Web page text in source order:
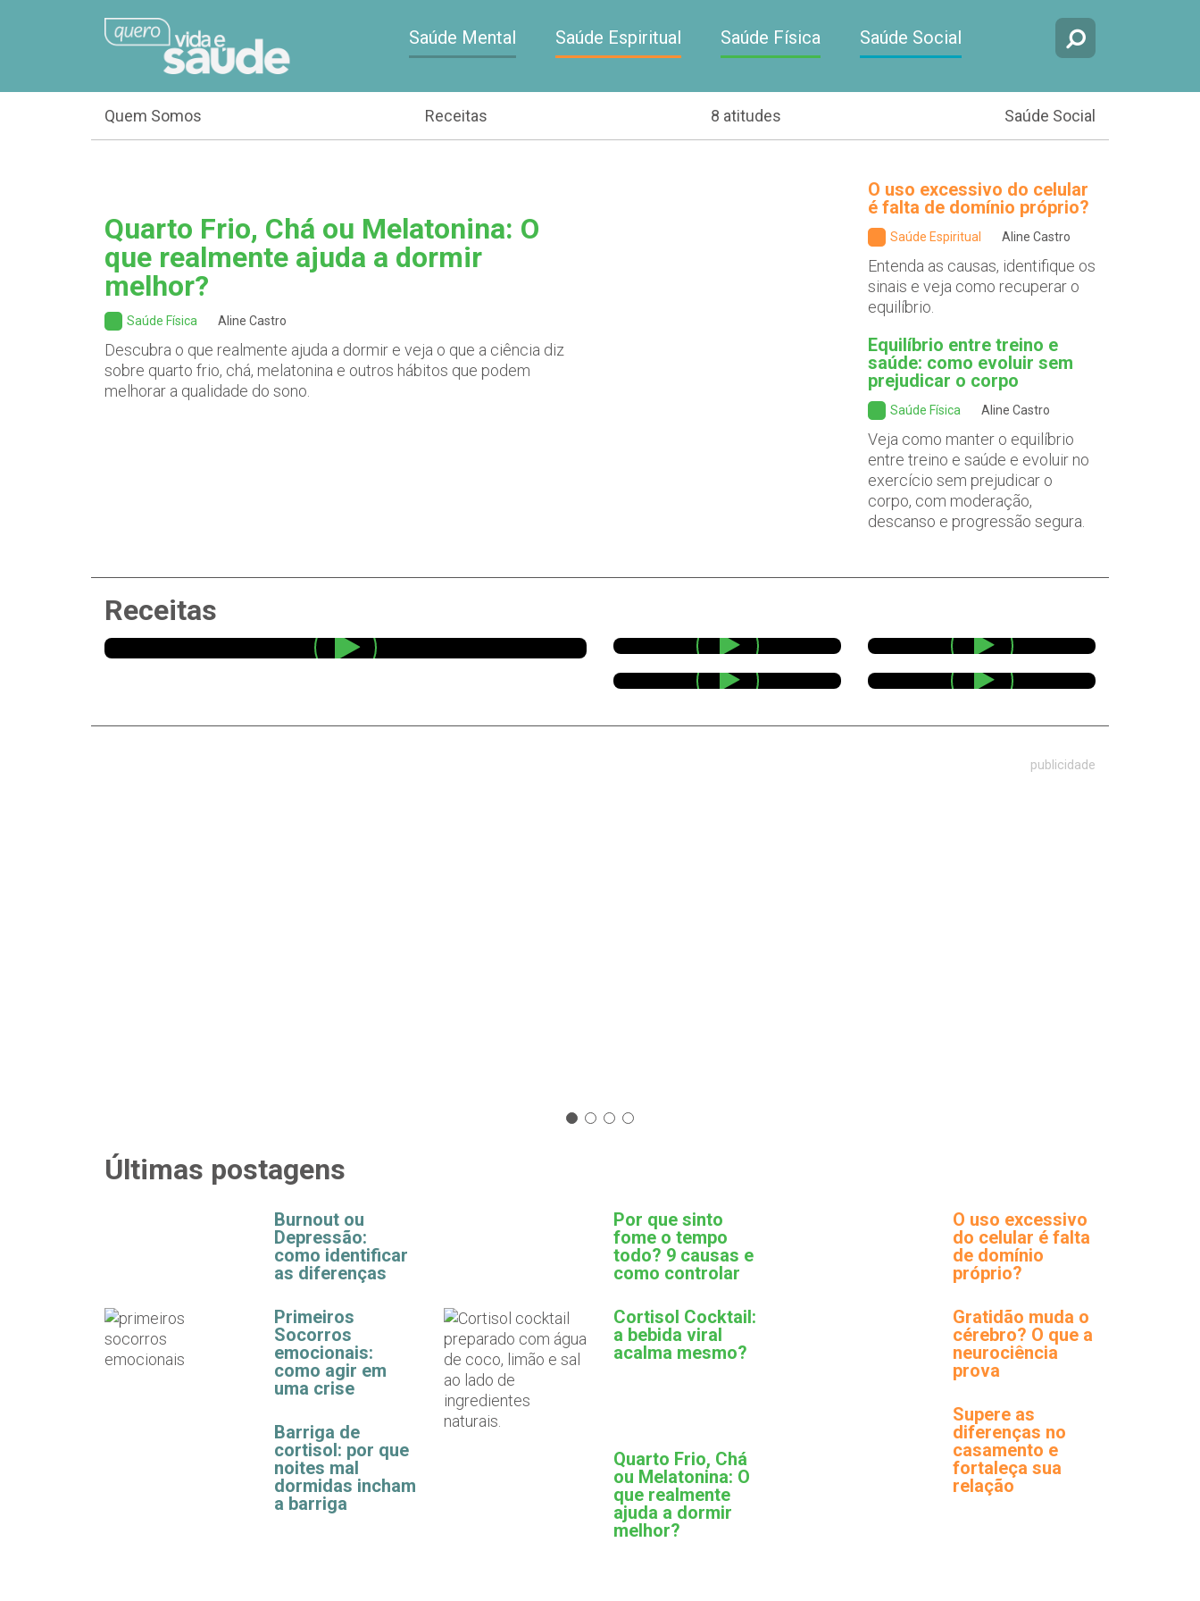
Saúde Mental Saúde Espiritual Saúde Física Saúde Social
Quem Somos Receitas 8 atitudes Saúde Social
Quarto Frio, Chá ou Melatonina: O
que realmente ajuda a dormir
melhor?
Saúde Física Aline Castro
Descubra o que realmente ajuda a dormir e veja o que a ciência diz
sobre quarto frio, chá, melatonina e outros hábitos que podem
melhorar a qualidade do sono.
O uso excessivo do celular
é falta de domínio próprio?
Saúde Espiritual Aline Castro
Entenda as causas, identifique os
sinais e veja como recuperar o
equilíbrio.
Equilíbrio entre treino e
saúde: como evoluir sem
prejudicar o corpo
Saúde Física Aline Castro
Veja como manter o equilíbrio
entre treino e saúde e evoluir no
exercício sem prejudicar o
corpo, com moderação,
descanso e progressão segura.
Receitas
publicidade
Últimas postagens
Burnout ou
Depressão:
como identificar
as diferenças
Primeiros
Socorros
emocionais:
como agir em
uma crise
Barriga de
cortisol: por que
noites mal
dormidas incham
a barriga
Por que sinto
fome o tempo
todo? 9 causas e
como controlar
Cortisol Cocktail:
a bebida viral
acalma mesmo?
Quarto Frio, Chá
ou Melatonina: O
que realmente
ajuda a dormir
melhor?
O uso excessivo
do celular é falta
de domínio
próprio?
Gratidão muda o
cérebro? O que a
neurociência
prova
Supere as
diferenças no
casamento e
fortaleça sua
relação